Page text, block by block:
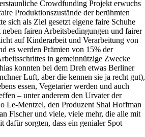
Crowdfunding Projekt erwuchs
Produktionszustände der berühmten
sich als Ziel gesetzt eigene faire Schuhe
neben fairen Arbeitsbedingungen und fairer
auf Kinderarbeit und Verarbeitung von
es werden Prämien von 15% der
in gemeinnützige Zwecke
konnten bei dem Dreh etwas Berliner
Luft, aber die kennen sie ja recht gut),
essen, Vegetarier werden und auch
– unter anderem den Urvater der
Le-Mentzel, den Produzent Shai Hoffman
Fischer und viele, viele mehr, die alle mit
dafür sorgten, dass ein genialer Spot